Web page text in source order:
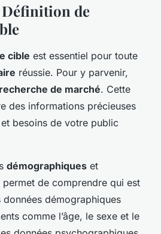
Définition de
cible est essentiel pour toute
réussie. Pour y parvenir,
recherche de marché. Cette
des informations précieuses
besoins de votre public
démographiques et
permet de comprendre qui est
démographiques
comme l’âge, le sexe et le